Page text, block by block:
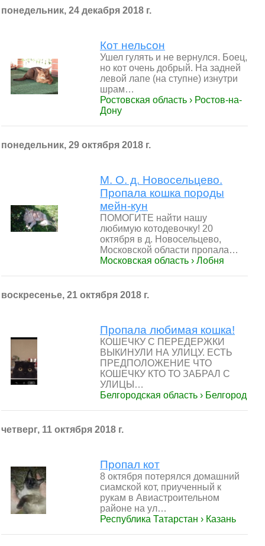
понедельник, 24 декабря 2018 г.
Кот нельсон
Ушел гулять и не вернулся. Боец,
но кот очень добрый. На задней
левой лапе (на ступне) изнутри
шрам…
Ростовская область › Ростов-на-
Дону
понедельник, 29 октября 2018 г.
М. О. д. Новосельцево.
Пропала кошка породы
мейн-кун
ПОМОГИТЕ найти нашу
любимую котодевочку! 20
октября в д. Новосельцево,
Московской области пропала…
Московская область › Лобня
воскресенье, 21 октября 2018 г.
Пропала любимая кошка!
КОШЕЧКУ С ПЕРЕДЕРЖКИ
ВЫКИНУЛИ НА УЛИЦУ. ЕСТЬ
ПРЕДПОЛОЖЕНИЕ ЧТО
КОШЕЧКУ КТО ТО ЗАБРАЛ С
УЛИЦЫ…
Белгородская область › Белгород
четверг, 11 октября 2018 г.
Пропал кот
8 октября потерялся домашний
сиамской кот, приученный к
рукам в Авиастроительном
районе на ул…
Республика Татарстан › Казань